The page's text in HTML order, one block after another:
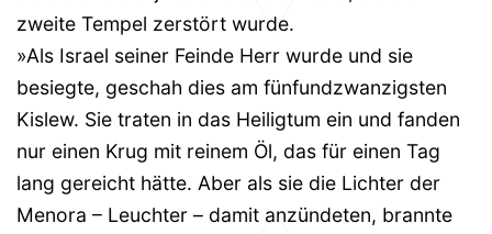
zweite Tempel zerstört wurde.
»Als Israel seiner Feinde Herr wurde und sie
besiegte, geschah dies am fünfundzwanzigsten
Kislew. Sie traten in das Heiligtum ein und fanden
nur einen Krug mit reinem Öl, das für einen Tag
lang gereicht hätte. Aber als sie die Lichter der
Menora – Leuchter – damit anzündeten, brannte